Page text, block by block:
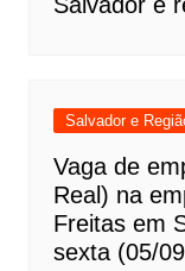
Salvador e
Vaga de
Real) na
Freitas em
sexta (05/